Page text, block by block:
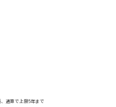
通算で上限5年まで